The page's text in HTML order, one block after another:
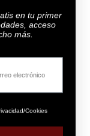
en tu primer
acceso
más.
Cookies